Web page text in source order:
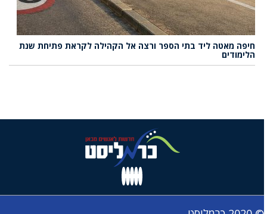
חיפה מאטה ליד בתי הספר ורצה אל הקהילה לקראת פתיחת שנת
הלימודים